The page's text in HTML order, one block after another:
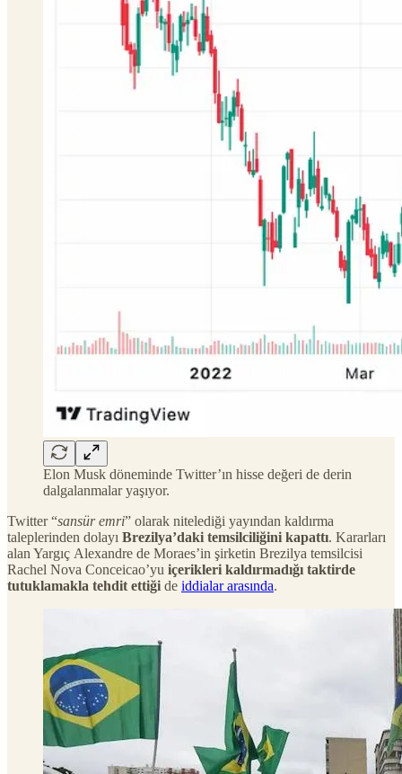
Elon Musk döneminde Twitter’ın hisse değeri de derin
dalgalanmalar yaşıyor.
Twitter “sansür emri” olarak nitelediği yayından kaldırma
taleplerinden dolayı Brezilya’daki temsilciliğini kapattı. Kararları
alan Yargıç Alexandre de Moraes’in şirketin Brezilya temsilcisi
Rachel Nova Conceicao’yu içerikleri kaldırmadığı taktirde
tutuklamakla tehdit ettiği de iddialar arasında.